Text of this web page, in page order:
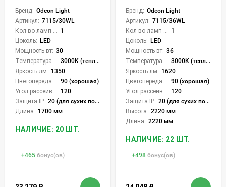
Бренд: Odeon Light
Артикул: 7115/30WL
1
Цоколь: LED
Мощность вт: 30
3000K (теплый)
Яркость лм: 1350
90 (хорошая)
120
Защита IP: 20 (для сухих пом.)
Длина: 1700 мм
НАЛИЧИЕ: 20 ШТ.
+465 бонус(ов)
Бренд: Odeon Light
Артикул: 7115/36WL
1
Цоколь: LED
Мощность вт: 36
3000K (теплый)
Яркость лм: 1620
90 (хорошая)
120
Защита IP: 20 (для сухих пом.)
Высота: 2220 мм
Длина: 2220 мм
НАЛИЧИЕ: 22 ШТ.
+498 бонус(ов)